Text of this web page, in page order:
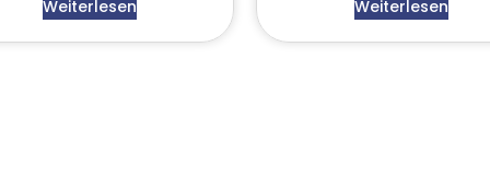
Weiterlesen Weiterlesen